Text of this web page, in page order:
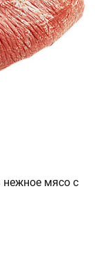
нежное мясо с